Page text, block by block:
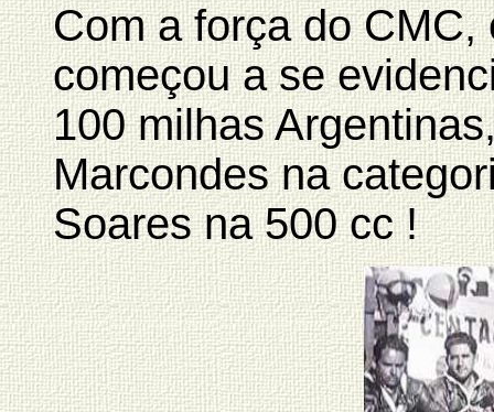
Com a força do
começou a se
100 milhas
Marcondes na
Soares na 500 cc !